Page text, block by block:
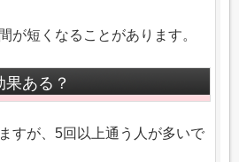
が短くなることがあります。
ある？
すが、5回以上通う人が多いで